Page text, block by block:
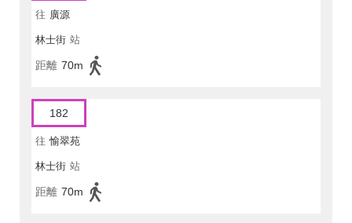
往 廣源
林士街 站
距離 70m
182
往 愉翠苑
林士街 站
距離 70m